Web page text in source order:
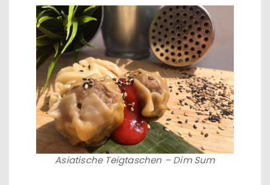
Asiatische Teigtaschen – Dim Sum